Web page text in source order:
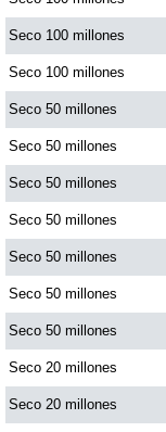
Seco 100 millones
Seco 100 millones
Seco 50 millones
Seco 50 millones
Seco 50 millones
Seco 50 millones
Seco 50 millones
Seco 50 millones
Seco 50 millones
Seco 20 millones
Seco 20 millones